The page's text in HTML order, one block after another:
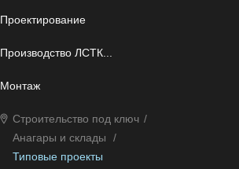
Производство ЛСТК...
Проектирование
Строительство под ключ
Анагары и склады
/
Типовые проекты
/
Монтаж